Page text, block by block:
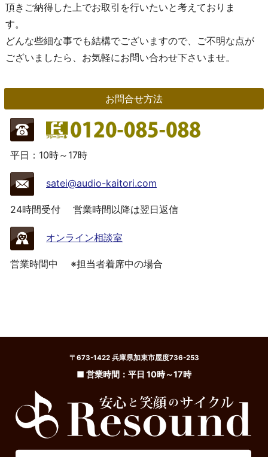
頂きご納得した上でお取引を行いたいと考えておりま
す。
どんな些細な事でも結構でございますので、ご不明な点が
ございましたら、お気軽にお問い合わせ下さいませ。
お問合せ方法
平日：10時～17時
satei@audio-kaitori.com
24時間受付 営業時間以降は翌日返信
オンライン相談室
営業時間中 ※担当者着席中の場合
〒673-1422 兵庫県加東市屋度736-253
■ 営業時間：平日 10時～17時